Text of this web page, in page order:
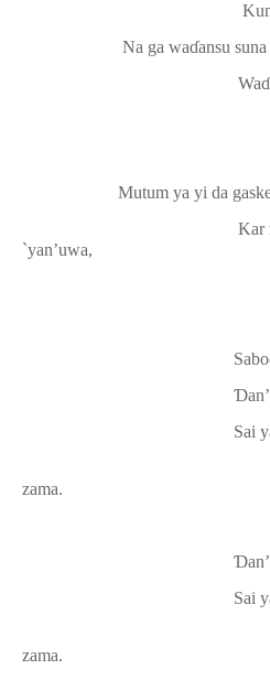
Na ga waɗansu
Waɗ
Mutum ya yi da
Kar
`yan’uwa,
Ɗ
Sai
zama.
Ɗ
Sai
zama.